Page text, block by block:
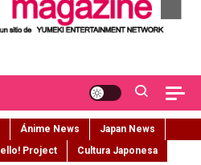
Ánime News
Japan News
Project
Cultura Japonesa